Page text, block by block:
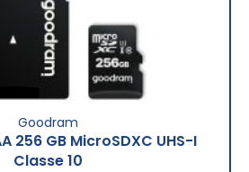
Goodram
256 GB MicroSDXC UHS-I
Classe 10